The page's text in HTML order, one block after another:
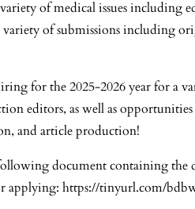
of medical issues including
variety of submissions including
for the 2025-2026 year for a
editors, as well as
and article production!
following document containing the
applying: https://tinyurl.com/